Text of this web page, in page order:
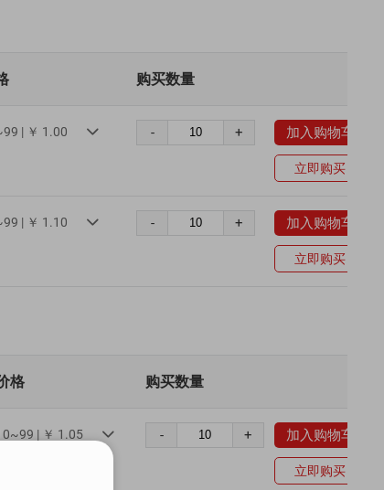
购买数量
| ￥ 1.00  - + 加入购物车
立即购买
| ￥ 1.10  - + 加入购物车
立即购买
格 购买数量
| ￥ 1.05  - + 加入购物车
立即购买